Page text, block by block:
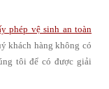
phép vệ sinh an toàn
khách hàng không có
tôi để có được giải